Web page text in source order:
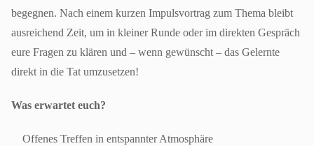
begegnen. Nach einem kurzen Impulsvortrag zum Thema bleibt
ausreichend Zeit, um in kleiner Runde oder im direkten Gespräch
eure Fragen zu klären und – wenn gewünscht – das Gelernte
direkt in die Tat umzusetzen!
Was erwartet euch?
Offenes Treffen in entspannter Atmosphäre